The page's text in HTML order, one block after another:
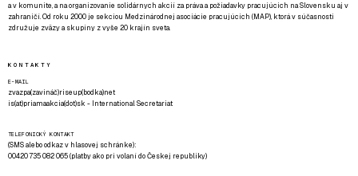
a v komunite, a na organizovanie solidárnych akcií za práva a požiadavky pracujúcich na Slovensku aj v
zahraničí. Od roku 2000 je sekciou Medzinárodnej asociácie pracujúcich (MAP), ktorá v súčasnosti
združuje zväzy a skupiny z vyše 20 krajín sveta.
KONTAKTY
E-MAIL
zvazpa(zavináč)riseup(bodka)net
is(at)priamaakcia(dot)sk - International Secretariat
TELEFONICKÝ KONTAKT
(SMS alebo odkaz v hlasovej schránke):
00420 735 082 065 (platby ako pri volaní do Českej republiky)